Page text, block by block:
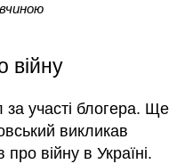
війну
участі блогера. Ще
викликав
війну в Україні.